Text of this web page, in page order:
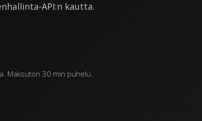
API:n kautta.
Maksuton 30 min puhelu.